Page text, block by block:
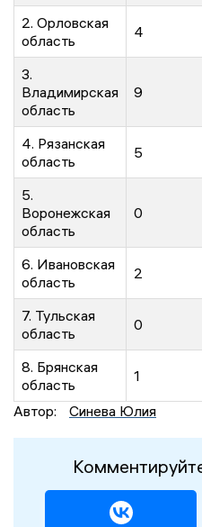
2. Орловская
область
4
3.
Владимирская
область
9
4. Рязанская
область
5
5.
Воронежская
область
0
6. Ивановская
область
2
7. Тульская
область
0
8. Брянская
область
1
Автор:
Синева Юлия